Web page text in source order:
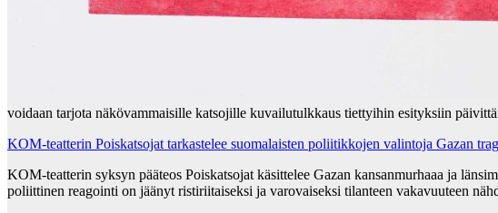
voidaan tarjota näkövammaisille katsojille kuvailutulkkaus tiettyihin esityksiin
KOM-teatterin Poiskatsojat tarkastelee suomalaisten poliitikkojen valintoja Gazan
KOM-teatterin syksyn pääteos Poiskatsojat käsittelee Gazan kansanmurhaaa ja
poliittinen reagointi on jäänyt ristiriitaiseksi ja varovaiseksi tilanteen vakavuuteen